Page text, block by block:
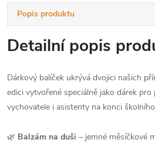
Popis produktu
Detailní popis
Dárkový balíček ukrývá dvojici našich
edici vytvořené speciálně jako dárek pro
vychovatele i asistenty na konci
🌿 Balzám na duši – jemné měsíčkové